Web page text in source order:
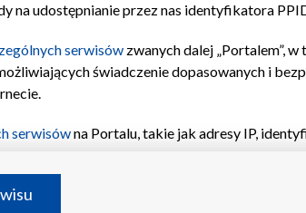
na udostępnianie przez nas identyfikatora
serwisów zwanych dalej „Portalem”,
świadczenie dopasowanych i
serwisówna Portalu, takie jak adresy IP,
na urządzeniu lub dostęp do nich, wyboru
treści, wyboru spersonalizowanych